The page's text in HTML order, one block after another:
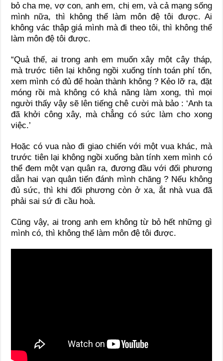
bỏ cha mẹ, vợ con, anh em, chị em, và cả mạng sống
mình nữa, thì không thể làm môn đệ tôi được. Ai
không vác thập giá mình mà đi theo tôi, thì không thể
làm môn đệ tôi được.
“Quả thế, ai trong anh em muốn xây một cây tháp,
mà trước tiên lại không ngồi xuống tính toán phí tổn,
xem mình có đủ để hoàn thành không ? Kẻo lỡ ra, đặt
móng rồi mà không có khả năng làm xong, thì mọi
người thấy vậy sẽ lên tiếng chê cười mà bảo : ‘Anh ta
đã khởi công xây, mà chẳng có sức làm cho xong
việc.’
Hoặc có vua nào đi giao chiến với một vua khác, mà
trước tiên lại không ngồi xuống bàn tính xem mình có
thể đem một vạn quân ra, đương đầu với đối phương
dẫn hai vạn quân tiến đánh mình chăng ? Nếu không
đủ sức, thì khi đối phương còn ở xa, ắt nhà vua đã
phải sai sứ đi cầu hoà.
Cũng vậy, ai trong anh em không từ bỏ hết những gì
mình có, thì không thể làm môn đệ tôi được.